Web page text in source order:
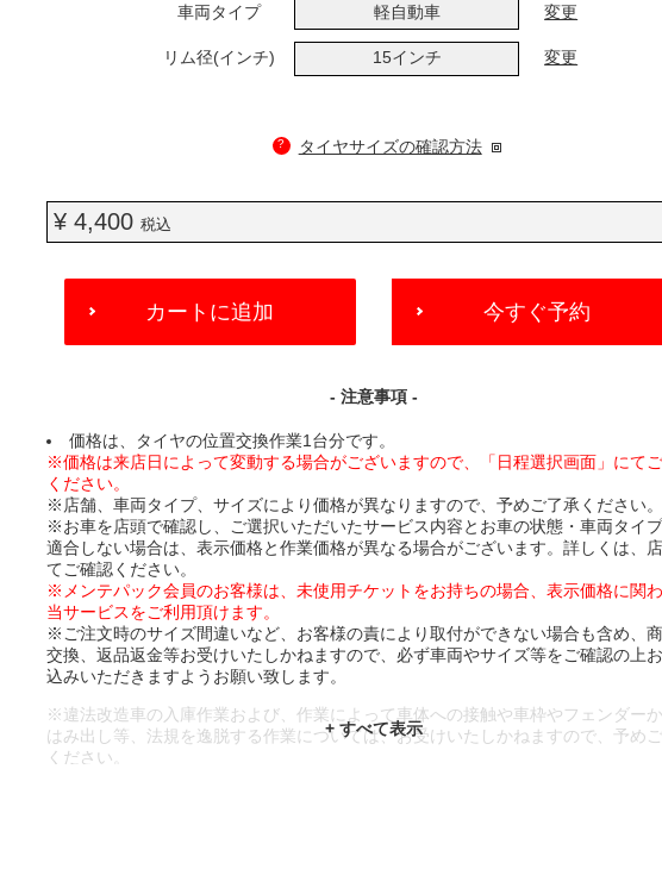
車両タイプ 軽自動車 変更
リム径(インチ) 15インチ 変更
? タイヤサイズの確認方法
¥ 4,400税込
ADD
CART
カートに追加 今すぐ予約
- 注意事項 -
価格は、タイヤの位置交換作業1台分です。
※価格は来店日によって変動する場合がございますので、「日程選択画面」にて
ください。
※店舗、車両タイプ、サイズにより価格が異なりますので、予めご了承ください。
※お車を店頭で確認し、ご選択いただいたサービス内容とお車の状態・車両タイ
適合しない場合は、表示価格と作業価格が異なる場合がございます。詳しくは、
てご確認ください。
※メンテパック会員のお客様は、未使用チケットをお持ちの場合、表示価格に関
当サービスをご利用頂けます。
※ご注文時のサイズ間違いなど、お客様の責により取付ができない場合も含め、
交換、返品返金等お受けいたしかねますので、必ず車両やサイズ等をご確認の上
込みいただきますようお願い致します。
※違法改造車の入庫作業および、作業によって車体への接触や車枠やフェンダー
はみ出し等、法規を逸脱する作業については、お受けいたしかねますので、予め
ください。